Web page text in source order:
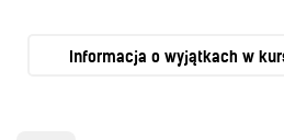
Informacja o wyjątkach w